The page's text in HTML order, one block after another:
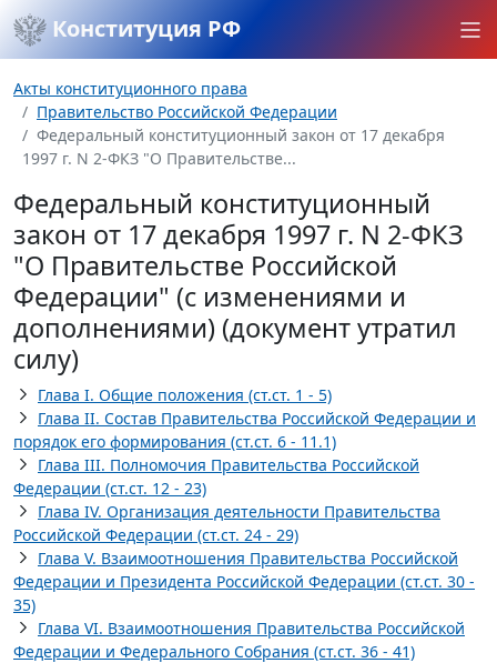
Конституция РФ
Акты конституционного права
Правительство Российской Федерации
Федеральный конституционный закон от 17 декабря
1997 г. N 2-ФКЗ "О Правительстве...
Федеральный конституционный
закон от 17 декабря 1997 г. N 2-ФКЗ
"О Правительстве Российской
Федерации" (с изменениями и
дополнениями) (документ утратил
силу)
Глава I. Общие положения (ст.ст. 1 - 5)
Глава II. Состав Правительства Российской Федерации и
порядок его формирования (ст.ст. 6 - 11.1)
Глава III. Полномочия Правительства Российской
Федерации (ст.ст. 12 - 23)
Глава IV. Организация деятельности Правительства
Российской Федерации (ст.ст. 24 - 29)
Глава V. Взаимоотношения Правительства Российской
Федерации и Президента Российской Федерации (ст.ст. 30 -
35)
Глава VI. Взаимоотношения Правительства Российской
Федерации и Федерального Собрания (ст.ст. 36 - 41)